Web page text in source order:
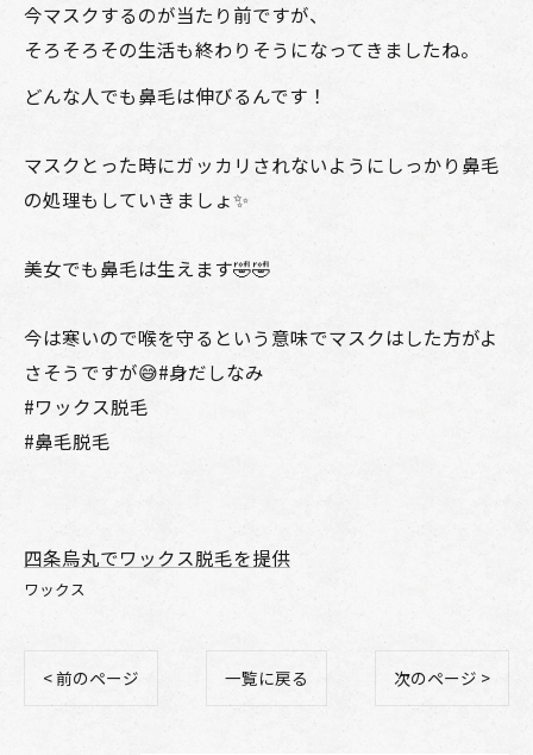
今マスクするのが当たり前ですが、
そろそろその生活も終わりそうになってきましたね。
どんな人でも鼻毛は伸びるんです！
マスクとった時にガッカリされないようにしっかり鼻毛
の処理もしていきましょ✨
美女でも鼻毛は生えます🤣🤣
今は寒いので喉を守るという意味でマスクはした方がよ
さそうですが😅#身だしなみ
#ワックス脱毛
#鼻毛脱毛
四条烏丸でワックス脱毛を提供
ワックス
< 前のページ 一覧に戻る 次のページ >